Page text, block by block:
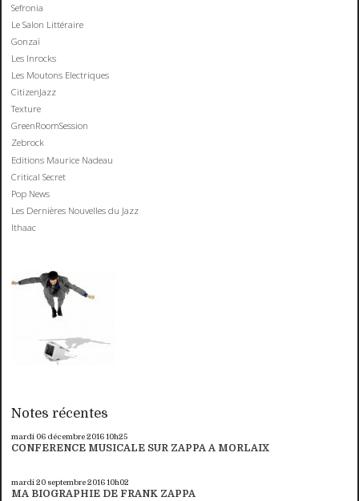
Sefronia
Le Salon Littéraire
Gonzaï
Les Inrocks
Les Moutons Electriques
CitizenJazz
Texture
GreenRoomSession
Zebrock
Editions Maurice Nadeau
Critical Secret
Pop News
Les Dernières Nouvelles du Jazz
Ithaac
Notes récentes
mardi 06 décembre 201610h25
CONFERENCE MUSICALE SUR ZAPPA A MORLAIX
mardi 20 septembre 201610h02
MA BIOGRAPHIE DE FRANK ZAPPA